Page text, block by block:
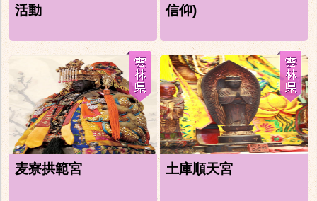
活動
信仰)
麦寮拱範宮 土庫順天宮